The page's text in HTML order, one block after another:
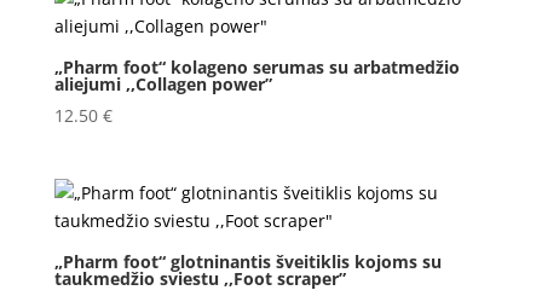
„Pharm foot“ kolageno serumas su arbatmedžio
aliejumi ,,Collagen power”
12.50 €
„Pharm foot“ glotninantis šveitiklis kojoms su
taukmedžio sviestu ,,Foot scraper”